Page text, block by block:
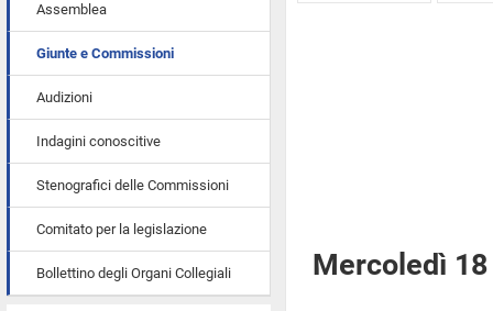
Assemblea
Giunte e Commissioni
Audizioni
Indagini conoscitive
Stenografici delle Commissioni
Comitato per la legislazione
Bollettino degli Organi Collegiali Mercoledì